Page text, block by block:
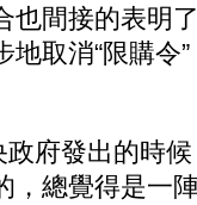
也間接的表明
取消“限購令
府發出的時
，總覺得是一